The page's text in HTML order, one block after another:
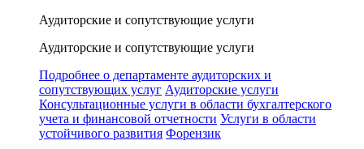
Аудиторские и сопутствующие услуги
Аудиторские и сопутствующие услуги
Подробнее о департаменте аудиторских и
сопутствующих услуг Аудиторские услуги
Консультационные услуги в области бухгалтерского
учета и финансовой отчетности Услуги в области
устойчивого развития Форензик